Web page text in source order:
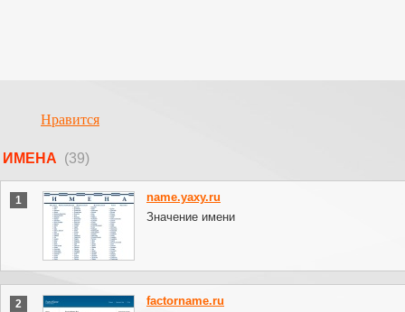
Нравится
ИМЕНА (39)
1
name.yaxy.ru
Значение имени
2
factorname.ru